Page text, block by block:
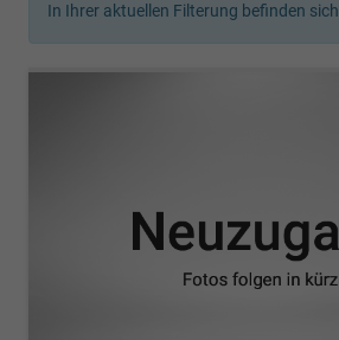
In Ihrer aktuellen Filterung befinden sich